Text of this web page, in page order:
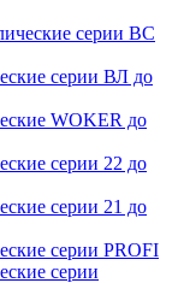
серии ВС
серии ВЛ до
WOKER до
серии 22 до
серии 21 до
серии PROFI
серии